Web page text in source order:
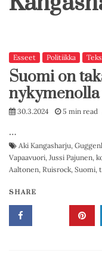
Esseet Politiikka
Suomi on
30.3.2024 5 min read
…
Aki Kangasharju,
Vapaavuori, Jussi Pajunen,
Aaltonen, Ruisrock, Suomi,
SHARE